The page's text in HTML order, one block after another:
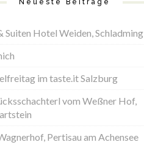
Neueste Beiträge
Suiten Hotel Weiden, Schladming
im taste.it Salzburg
vom Weßner Hof,
Pertisau am Achensee